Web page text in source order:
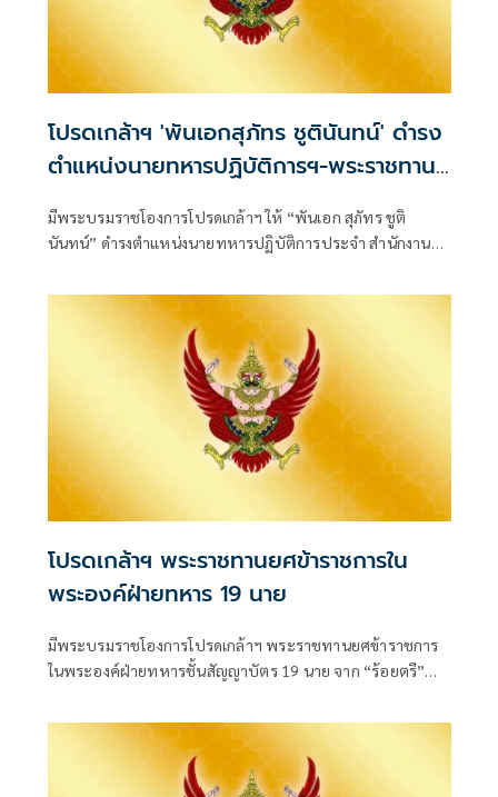
โปรดเกล้าฯ 'พันเอกสุภัทร ชูตินันทน์' ดำรง
ตำแหน่งนายทหารปฏิบัติการฯ-พระราชทาน
มีพระบรมราชโองการโปรดเกล้าฯ ให้ “พันเอก สุภัทร ชูติ
นันทน์” ดำรงตำแหน่งนายทหารปฏิบัติการประจำ สำนักงาน
โปรดเกล้าฯ พระราชทานยศข้าราชการใน
พระองค์ฝ่ายทหาร 19 นาย
มีพระบรมราชโองการโปรดเกล้าฯ พระราชทานยศข้าราชการ
ในพระองค์ฝ่ายทหารชั้นสัญญาบัตร 19 นาย จาก “ร้อยตรี”